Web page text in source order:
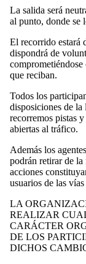
La salida será
al punto, donde se
El recorrido estará
dispondrá de
comprometiéndose
que reciban.
Todos los
disposiciones de
recorremos pistas
abiertas al tráfico.
Además los
podrán retirar de la
acciones
usuarios de las
LA
REALIZAR
CARÁCTER
DE LOS
DICHOS